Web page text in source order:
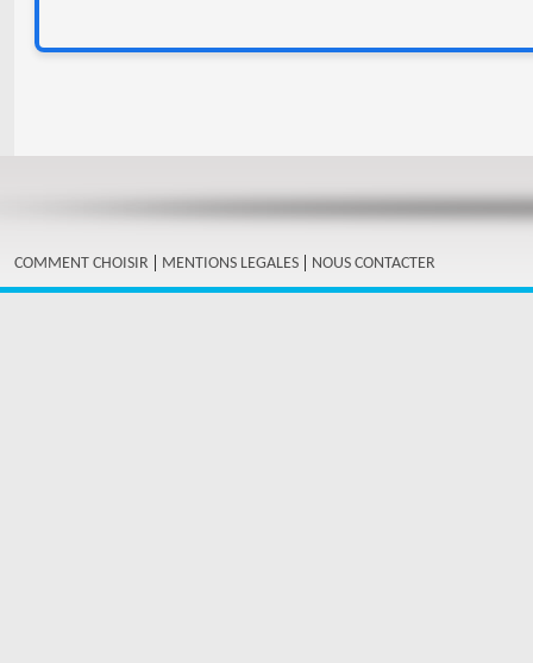
COMMENT CHOISIR | MENTIONS LEGALES | NOUS CONTACTER